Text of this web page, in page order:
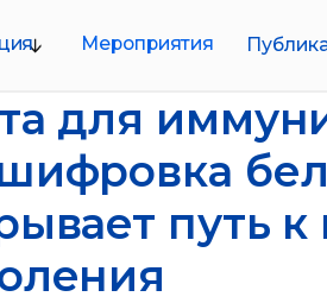
Мероприятия Публикации
для
путь